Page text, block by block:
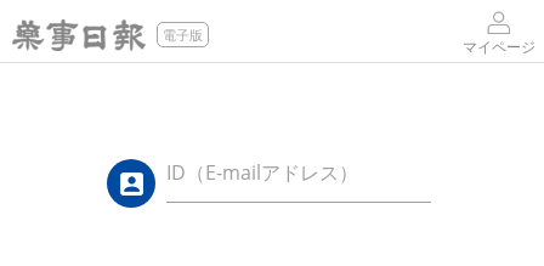
電子版
マイページ
ID（E-mailアドレス）